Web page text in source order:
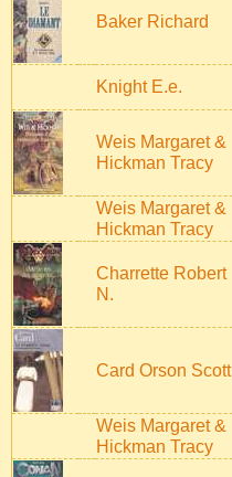
Baker Richard
Knight E.e.
Weis Margaret &
Hickman Tracy
Weis Margaret &
Hickman Tracy
Charrette Robert
N.
Card Orson Scott
Weis Margaret &
Hickman Tracy